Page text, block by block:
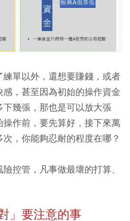
單以外，還想要賺錢，或者
，甚至因為初始的操作資金
幾張，那也是可以放大張
作前，要先算好，接下來萬
，你能夠忍耐的程度在哪？
控管，凡事做最壞的打算、
」要注意的事